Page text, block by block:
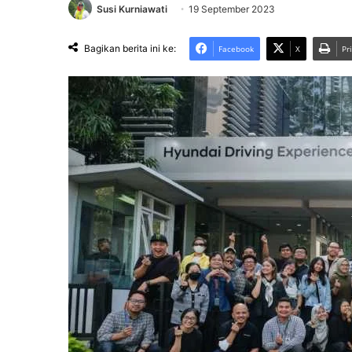
Susi Kurniawati 19 September 2023
Bagikan berita ini ke: Facebook X